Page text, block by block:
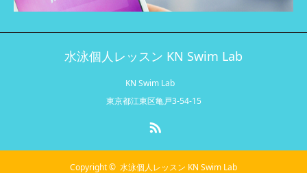
水泳個人レッスン KN Swim Lab
KN Swim Lab
東京都江東区亀戸3-54-15
Copyright © 水泳個人レッスン KN Swim Lab